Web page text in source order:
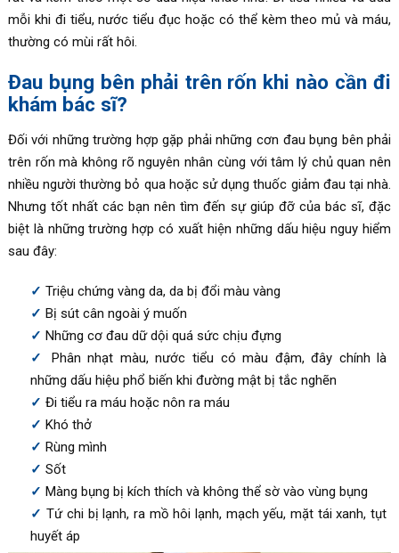
mỗi khi đi tiểu, nước tiểu đục hoặc có thể kèm theo mủ và máu,
thường có mùi rất hôi.
Đau bụng bên phải trên rốn khi nào cần đi
khám bác sĩ?
Đối với những trường hợp gặp phải những cơn đau bụng bên phải
trên rốn mà không rõ nguyên nhân cùng với tâm lý chủ quan nên
nhiều người thường bỏ qua hoặc sử dụng thuốc giảm đau tại nhà.
Nhưng tốt nhất các bạn nên tìm đến sự giúp đỡ của bác sĩ, đặc
biệt là những trường hợp có xuất hiện những dấu hiệu nguy hiểm
sau đây:
Triệu chứng vàng da, da bị đổi màu vàng
Bị sút cân ngoài ý muốn
Những cơ đau dữ dội quá sức chịu đựng
Phân nhạt màu, nước tiểu có màu đậm, đây chính là
những dấu hiệu phổ biến khi đường mật bị tắc nghẽn
Đi tiểu ra máu hoặc nôn ra máu
Khó thở
Rùng mình
Sốt
Màng bụng bị kích thích và không thể sờ vào vùng bụng
Tứ chi bị lạnh, ra mồ hôi lạnh, mạch yếu, mặt tái xanh, tụt
huyết áp